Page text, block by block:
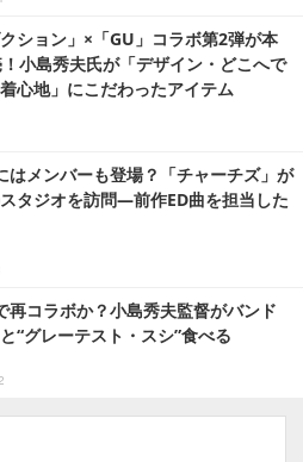
クション」×「GU」コラボ第2弾が本
小島秀夫氏が「デザイン・どこへで
心地」にこだわったアイテム
はメンバーも登場？「チャーチズ」が
タジオを訪問―前作ED曲を担当した
再コラボか？小島秀夫監督がバンド
“グレーテスト・スシ”食べる